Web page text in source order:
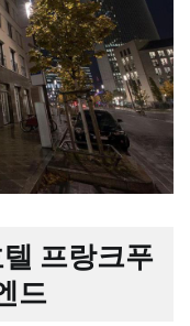
프랑크푸
드